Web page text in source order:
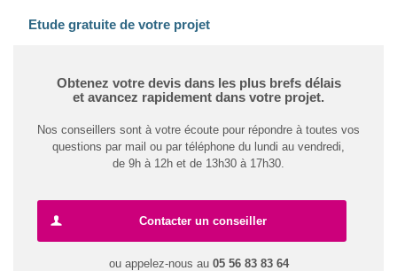
Etude gratuite de votre projet
Obtenez votre devis dans les plus brefs délais
et avancez rapidement dans votre projet.
Nos conseillers sont à votre écoute pour répondre à toutes vos
questions par mail ou par téléphone du lundi au vendredi,
de 9h à 12h et de 13h30 à 17h30.
Contacter un conseiller
ou appelez-nous au 05 56 83 83 64